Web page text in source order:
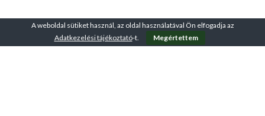
A weboldal sütiket használ, az oldal használatával Ön elfogadja az
Adatkezelési tájékoztató-t. Megértettem